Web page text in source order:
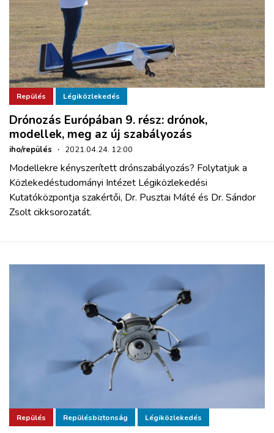
Repülés Légiközlekedés
Drónozás Európában 9. rész: drónok,
modellek, meg az új szabályozás
iho/repülés · 2021.04.24. 12:00
Modellekre kényszerített drónszabályozás? Folytatjuk a
Közlekedéstudományi Intézet Légiközlekedési
Kutatóközpontja szakértői, Dr. Pusztai Máté és Dr. Sándor
Zsolt cikksorozatát.
Repülés Repülésbiztonság Légiközlekedés